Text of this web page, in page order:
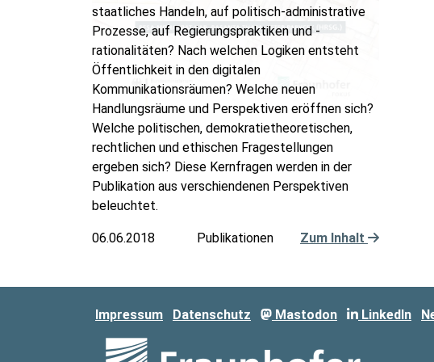
staatliches Handeln, auf politisch-administrative
Prozesse, auf Regierungspraktiken und -
rationalitäten? Nach welchen Logiken entsteht
Öffentlichkeit in den digitalen
Kommunikationsräumen? Welche neuen
Handlungsräume und Perspektiven eröffnen sich?
Welche politischen, demokratietheoretischen,
rechtlichen und ethischen Fragestellungen
ergeben sich? Diese Kernfragen werden in der
Publikation aus verschiendenen Perspektiven
beleuchtet.
06.06.2018 Publikationen Zum Inhalt
Impressum Datenschutz Mastodon LinkedIn